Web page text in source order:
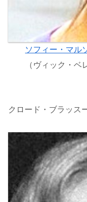
ソフィー・マル
（ヴィック・ベ
クロード・ブラッス